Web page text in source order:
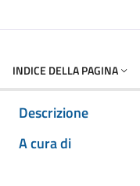
INDICE DELLA PAGINA
Descrizione
A cura di